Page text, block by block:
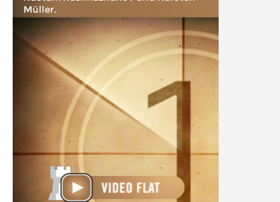
Müller.